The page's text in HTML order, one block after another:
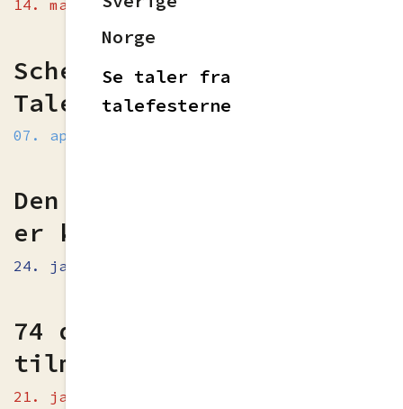
Norge
Se taler fra
talefesterne
14. maj 2025
Schema för Nordisk
Talefest 2025
07. apr 2025
Den norske delegasjonen
er klare for Uppsala
24. jan 2025
74 danske klasser
tilmeldt
21. jan 2025